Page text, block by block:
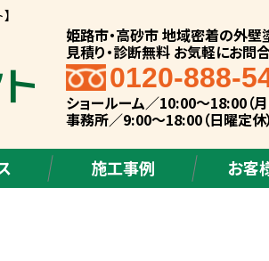
姫路市・高砂市 地域密着の外壁
見積り・診断無料 お気軽にお問
0120-888-
ショールーム／10:00～18:00（月
事務所／9:00～18:00（日曜定休）
施工事例 お客